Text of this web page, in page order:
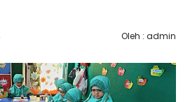
Oleh : admin